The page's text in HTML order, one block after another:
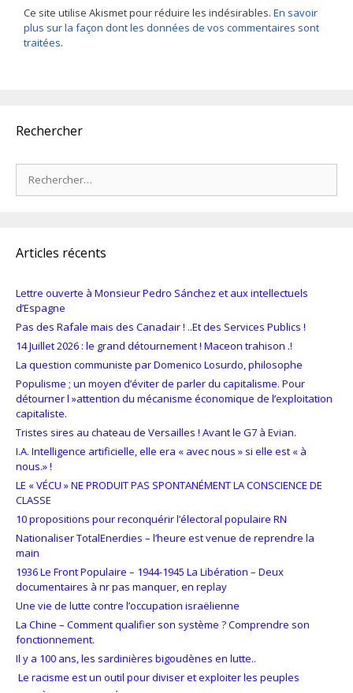
Ce site utilise Akismet pour réduire les indésirables. En savoir
plus sur la façon dont les données de vos commentaires sont
traitées.
Rechercher
Articles récents
Lettre ouverte à Monsieur Pedro Sánchez et aux intellectuels
d’Espagne
Pas des Rafale mais des Canadair ! ..Et des Services Publics !
14 Juillet 2026 : le grand détournement ! Maceon trahison .!
La question communiste par Domenico Losurdo, philosophe
Populisme ; un moyen d’éviter de parler du capitalisme. Pour
détourner l »attention du mécanisme économique de l’exploitation
capitaliste.
Tristes sires au chateau de Versailles ! Avant le G7 à Evian.
I.A. Intelligence artificielle, elle era « avec nous » si elle est « à
nous.» !
LE « VÉCU » NE PRODUIT PAS SPONTANÉMENT LA CONSCIENCE DE
CLASSE
10 propositions pour reconquérir l’électoral populaire RN
Nationaliser TotalEnerdies – l’heure est venue de reprendre la
main
1936 Le Front Populaire – 1944-1945 La Libération – Deux
documentaires à nr pas manquer, en replay
Une vie de lutte contre l’occupation israëlienne
La Chine – Comment qualifier son système ? Comprendre son
fonctionnement.
Il y a 100 ans, les sardinières bigoudènes en lutte..
Le racisme est un outil pour diviser et exploiter les peuples